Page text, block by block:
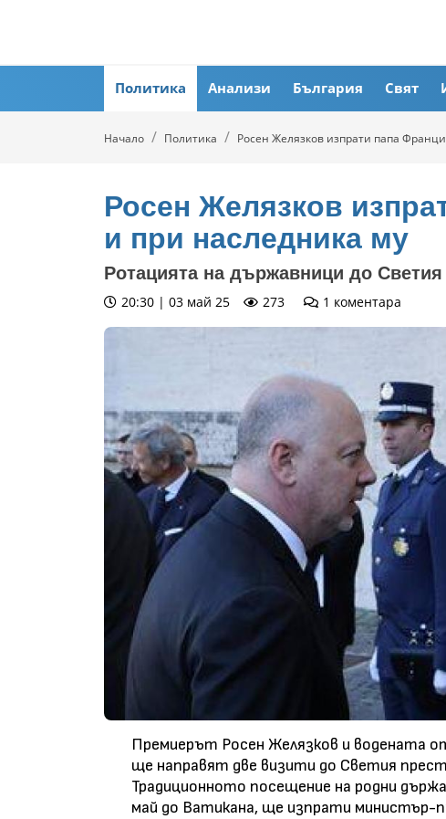
Политика Анализи България Свят
Начало Политика Росен Желязков изпрати папа
Росен Желязков
и при наследника му
Ротацията на държавници до
20:30 | 03 май 25 273 1 коментара
Премиерът Росен Желязков и водената
ще направят две визити до Светия
Традиционното посещение на родни
май до Ватикана, ще изпрати министър-